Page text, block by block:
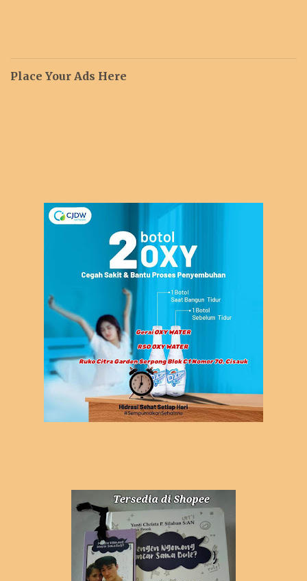
Place Your Ads Here